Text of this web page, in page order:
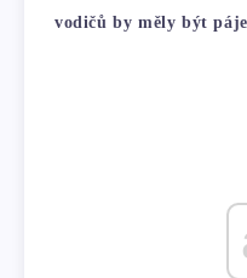
vodičů by měly být